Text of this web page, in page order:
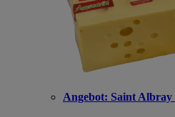
Angebot: Saint Albray